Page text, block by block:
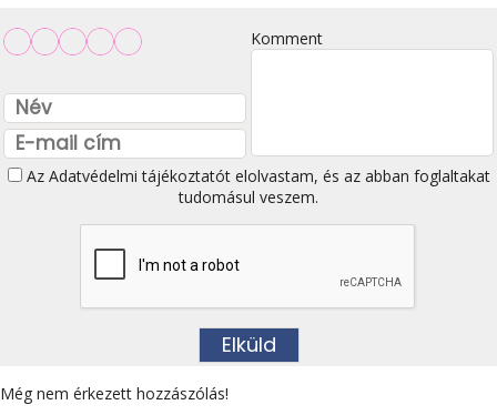
Komment
Az Adatvédelmi tájékoztatótelolvastam, és az abban foglaltakat
tudomásul veszem.
Még nem érkezett hozzászólás!